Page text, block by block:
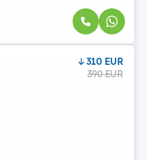
310 EUR
390 EUR